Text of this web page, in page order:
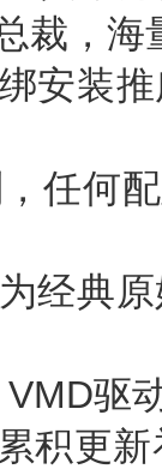
，海
装推
何配
典原
驱
更新